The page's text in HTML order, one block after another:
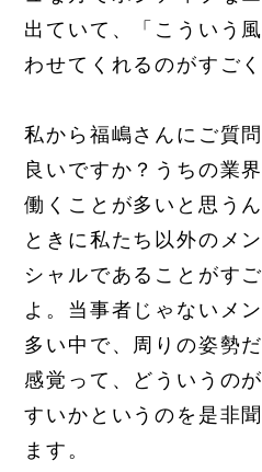
出ていて、「こういう
わせてくれるのがすご
私から福嶋さんにご質
良いですか？うちの業
働くことが多いと思う
ときに私たち以外のメ
シャルであることがす
よ。当事者じゃないメ
多い中で、周りの姿勢
感覚って、どういうの
すいかというのを是非
ます。